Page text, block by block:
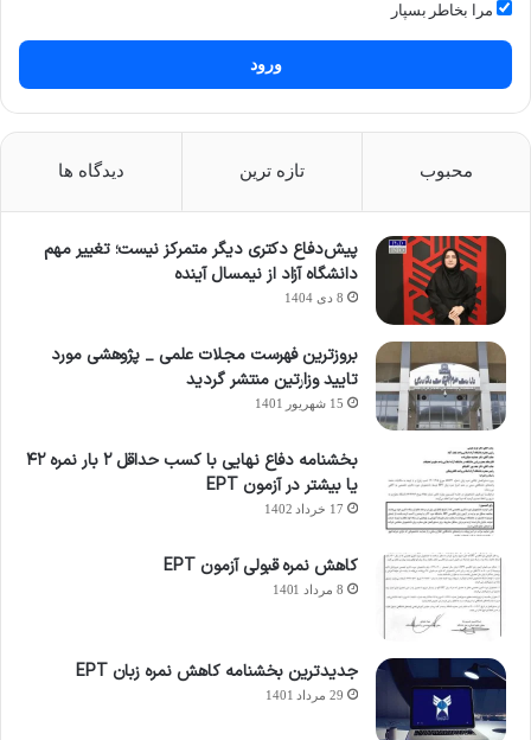
مرا بخاطر بسپار
ورود
محبوب تازه ترین دیدگاه ها
پیش‌دفاع دکتری دیگر متمرکز نیست؛ تغییر مهم
دانشگاه آزاد از نیمسال آینده
8 دی 1404
بروزترین فهرست مجلات علمی _ پژوهشی مورد
تایید وزارتین منتشر گردید
15 شهریور 1401
بخشنامه دفاع نهایی با کسب حداقل ۲ بار نمره ۴۲
یا بیشتر در آزمون EPT
17 خرداد 1402
کاهش نمره قبولی آزمون EPT
8 مرداد 1401
جدیدترین بخشنامه کاهش نمره زبان EPT
29 مرداد 1401